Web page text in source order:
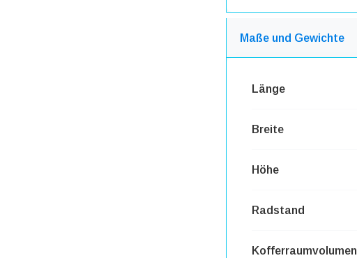
Maße und Gewichte
Länge
Breite
Höhe
Radstand
Kofferraumvolumen